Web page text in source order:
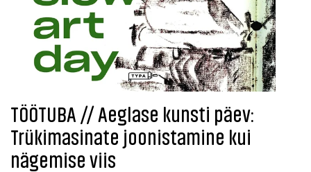
TÖÖTUBA // Aeglase kunsti päev:
Trükimasinate joonistamine kui
nägemise viis